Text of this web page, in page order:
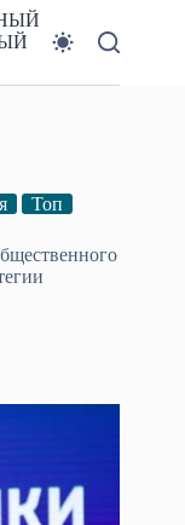
Топ